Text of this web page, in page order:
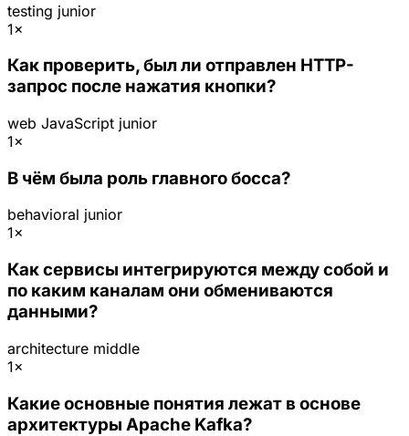
testing junior
1×
Как проверить, был ли отправлен HTTP-
запрос после нажатия кнопки?
web JavaScript junior
1×
В чём была роль главного босса?
behavioral junior
1×
Как сервисы интегрируются между собой и
по каким каналам они обмениваются
данными?
architecture middle
1×
Какие основные понятия лежат в основе
архитектуры Apache Kafka?